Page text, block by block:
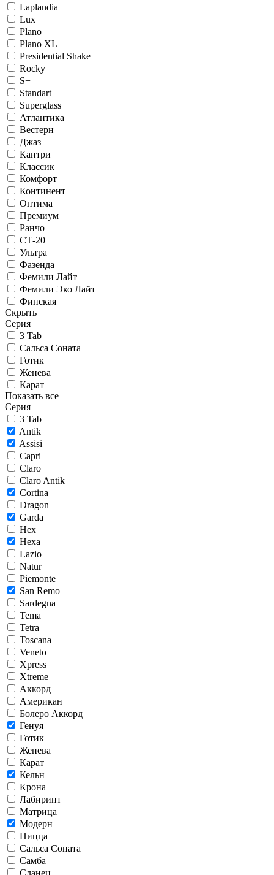
Laplandia
Lux
Plano
Plano XL
Presidential Shake
Rocky
S+
Standart
Superglass
Атлантика
Вестерн
Джаз
Кантри
Классик
Комфорт
Континент
Оптима
Премиум
Ранчо
СТ-20
Ультра
Фазенда
Фемили Лайт
Фемили Эко Лайт
Финская
Скрыть
Серия
3 Tab
Сальса Соната
Готик
Женева
Карат
Показать все
Серия
3 Tab
Antik
Assisi
Capri
Claro
Claro Antik
Cortina
Dragon
Garda
Hex
Hexa
Lazio
Natur
Piemonte
San Remo
Sardegna
Tema
Tetra
Toscana
Veneto
Xpress
Xtreme
Аккорд
Американ
Болеро Аккорд
Генуя
Готик
Женева
Карат
Кельн
Крона
Лабиринт
Матрица
Модерн
Ницца
Сальса Соната
Самба
Сланец